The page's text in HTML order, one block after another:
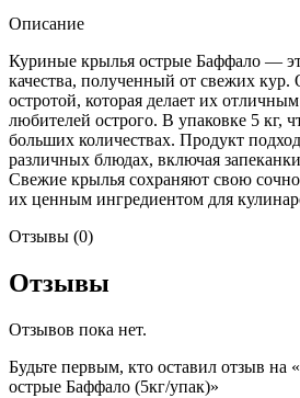
Описание
Куриные крылья острые Баффало —
качества, полученный от свежих
остротой, которая делает их
любителей острого. В упаковке 5 кг,
больших количествах. Продукт
различных блюдах, включая
Свежие крылья сохраняют свою
их ценным ингредиентом для
Отзывы (0)
Отзывы
Отзывов пока нет.
Будьте первым, кто оставил отзыв на
острые Баффало (5кг/упак)»